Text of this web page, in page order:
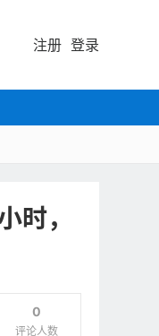
注册 登录
时，
0
评论人数